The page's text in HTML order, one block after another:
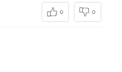
0 0